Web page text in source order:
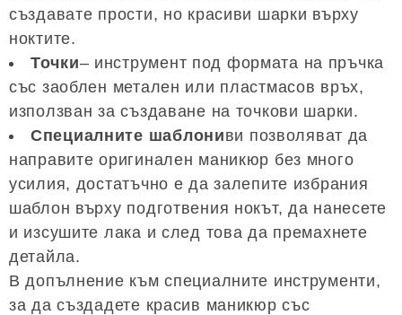
създавате прости, но красиви шарки върху
ноктите.
Точки– инструмент под формата на пръчка
със заоблен метален или пластмасов връх,
използван за създаване на точкови шарки.
Специалните шаблониви позволяват да
направите оригинален маникюр без много
усилия, достатъчно е да залепите избрания
шаблон върху подготвения нокът, да нанесете
и изсушите лака и след това да премахнете
детайла.
В допълнение към специалните инструменти,
за да създадете красив маникюр със